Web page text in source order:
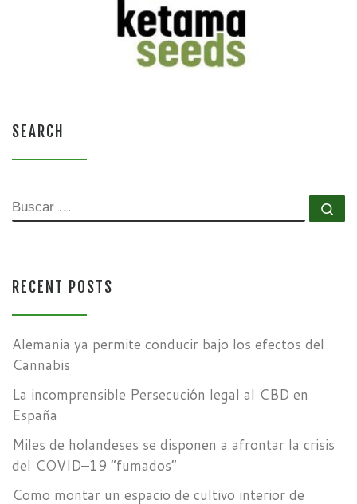
SEARCH
BUSCAR
RECENT POSTS
Alemania ya permite conducir bajo los efectos del
Cannabis
La incomprensible Persecución legal al CBD en
España
Miles de holandeses se disponen a afrontar la crisis
del COVID–19 “fumados”
Como montar un espacio de cultivo interior de